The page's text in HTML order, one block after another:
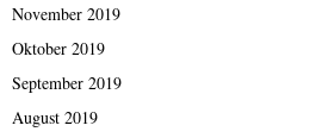
November 2019
Oktober 2019
September 2019
August 2019